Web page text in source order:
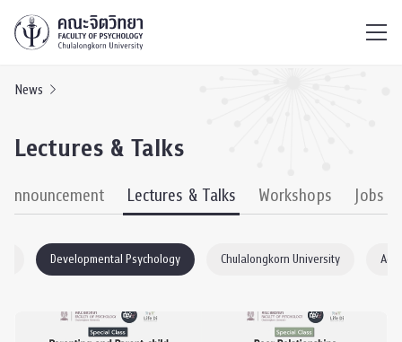
News
Lectures & Talks
Lectures & Talks Workshops Jobs
Developmental Psychology Chulalongkorn University